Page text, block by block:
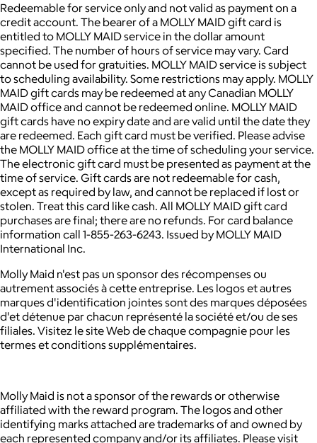
Redeemable for service only and not valid as payment on a
credit account. The bearer of a MOLLY MAID gift card is
entitled to MOLLY MAID service in the dollar amount
specified. The number of hours of service may vary. Card
cannot be used for gratuities. MOLLY MAID service is subject
to scheduling availability. Some restrictions may apply. MOLLY
MAID gift cards may be redeemed at any Canadian MOLLY
MAID office and cannot be redeemed online. MOLLY MAID
gift cards have no expiry date and are valid until the date they
are redeemed. Each gift card must be verified. Please advise
the MOLLY MAID office at the time of scheduling your service.
The electronic gift card must be presented as payment at the
time of service. Gift cards are not redeemable for cash,
except as required by law, and cannot be replaced if lost or
stolen. Treat this card like cash. All MOLLY MAID gift card
purchases are final; there are no refunds. For card balance
information call 1-855-263-6243. Issued by MOLLY MAID
International Inc.
Molly Maid n'est pas un sponsor des récompenses ou
autrement associés à cette entreprise. Les logos et autres
marques d'identification jointes sont des marques déposées
d'et détenue par chacun représenté la société et/ou de ses
filiales. Visitez le site Web de chaque compagnie pour les
termes et conditions supplémentaires.
Molly Maid is not a sponsor of the rewards or otherwise
affiliated with the reward program. The logos and other
identifying marks attached are trademarks of and owned by
each represented company and/or its affiliates. Please visit